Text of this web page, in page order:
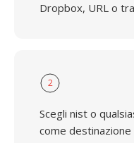
Dropbox, URL o
2
Scegli nist o
come